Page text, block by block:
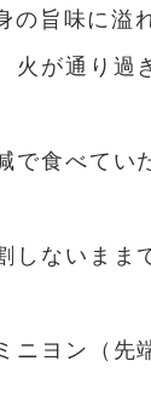
旨味に溢
火が通り過
で食べてい
しないまま
ニヨン（先